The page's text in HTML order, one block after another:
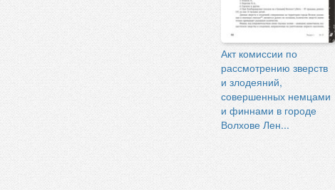
Акт комиссии по
рассмотрению зверств
и злодеяний,
совершенных немцами
и финнами в городе
Волхове Лен...